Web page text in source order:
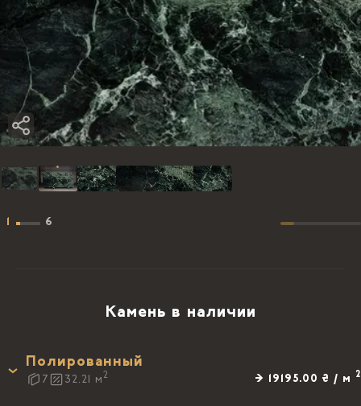
1 6
Камень в наличии
Полированный
7 32.21 м2 → 19195.00 ₴ / м 2